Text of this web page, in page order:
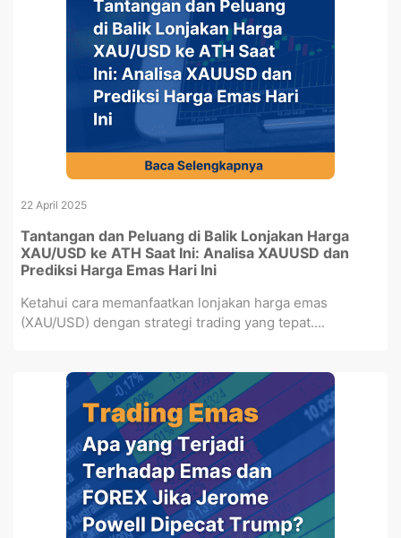
22 April 2025
Tantangan dan Peluang di Balik Lonjakan Harga
XAU/USD ke ATH Saat Ini: Analisa XAUUSD dan
Prediksi Harga Emas Hari Ini
Ketahui cara memanfaatkan lonjakan harga emas
(XAU/USD) dengan strategi trading yang tepat....